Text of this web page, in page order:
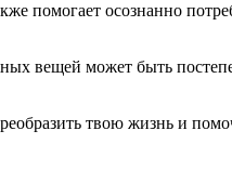
помогает осознанно
вещей может быть
твою жизнь и